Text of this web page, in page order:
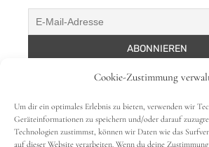
Cookie-Zustimmung
Um dir ein optimales Erlebnis zu bieten, verwenden wir
Geräteinformationen zu speichern und/oder darauf
Technologien zustimmst, können wir Daten wie das
auf dieser Website verarbeiten. Wenn du deine